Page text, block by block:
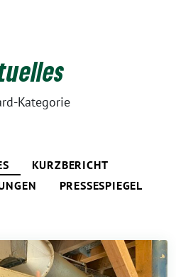
Kategorie
KURZBERICHT
PRESSESPIEGEL